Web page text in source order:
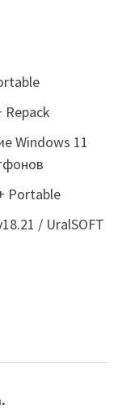
Repack
Windows 11
Portable
/ UralSOFT